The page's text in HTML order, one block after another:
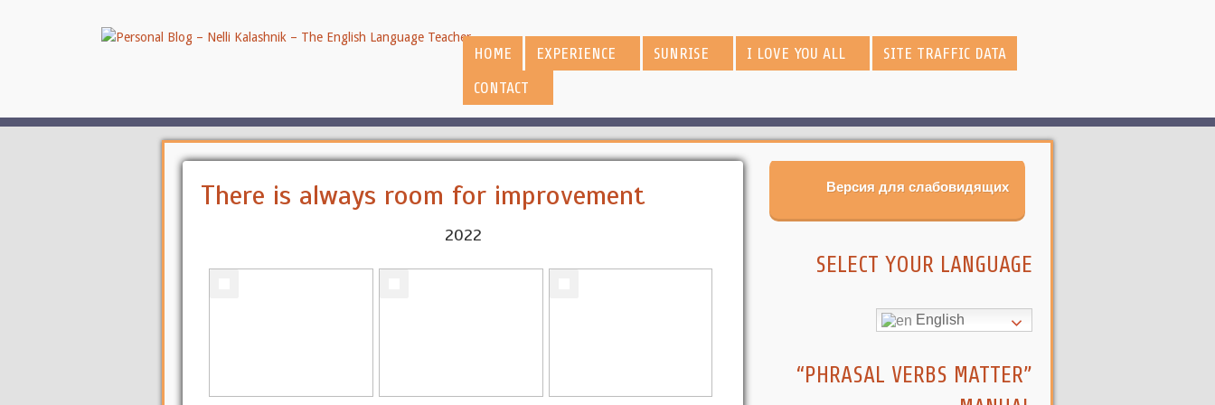
HOME EXPERIENCE SUNRISE I LOVE YOU ALL
SITE TRAFFIC DATA
CONTACT
There is always room for improvement
2022
Версия для слабовидящих
SELECT YOUR LANGUAGE
English
“PHRASAL VERBS MATTER”